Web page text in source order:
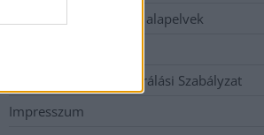
Etikai és függetlenségi alapelvek
Hozzászólási és Moderálási Szabályzat
Impresszum